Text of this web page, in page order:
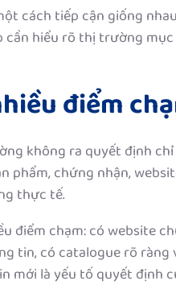
cách tiếp cận giống
cần hiểu rõ thị trường
điểm
không ra quyết định
phẩm, chứng nhận,
thực tế.
điểm chạm: có website
tin, có catalogue rõ
mới là yếu tố quyết định